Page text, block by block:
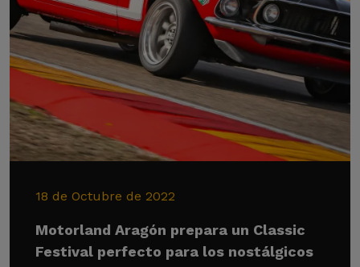
18 de Octubre de 2022
Motorland Aragón prepara un Classic
Festival perfecto para los nostálgicos